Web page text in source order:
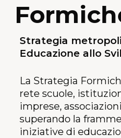
Strategia
Educazione allo
La Strategia
rete scuole,
imprese,
superando la
iniziative di